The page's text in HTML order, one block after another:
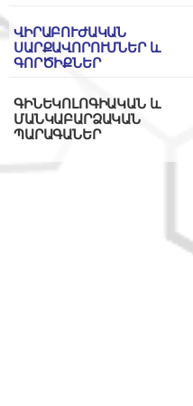
ՎԻՐԱԲՈՒԺԱԿԱՆ
ՍԱՐՔԱՎՈՐՈՒՄՆԵՐ և
ԳՈՐԾԻՔՆԵՐ
ԳԻՆԵԿՈԼՈԳԻԱԿԱՆ և
ՄԱՆԿԱԲԱՐՁԱԿԱՆ
ՊԱՐԱԳԱՆԵՐ